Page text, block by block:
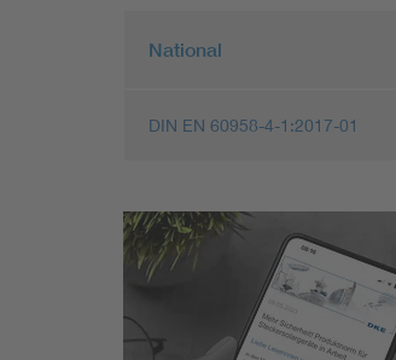
National
DIN EN 60958-4-1:2017-01